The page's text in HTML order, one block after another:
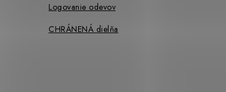
Logovanie odevov
CHRÁNENÁ dielňa